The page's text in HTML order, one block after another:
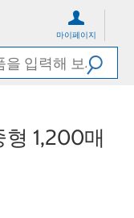
마이페이지
1,200매